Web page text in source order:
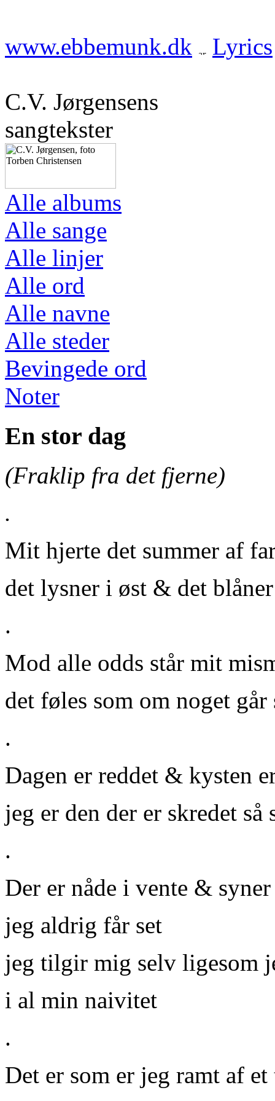
www.ebbemunk.dk Lyrics
C.V. Jørgensens
sangtekster
Alle albums
Alle sange
Alle linjer
Alle ord
Alle navne
Alle steder
Bevingede ord
Noter
En stor dag
(Fraklip fra det fjerne)
.
Mit hjerte det summer af
det lysner i øst & det
.
Mod alle odds står mit
det føles som om noget går
.
Dagen er reddet & kysten
jeg er den der er skredet
.
Der er nåde i vente &
jeg aldrig får set
jeg tilgir mig selv ligesom
i al min naivitet
.
Det er som er jeg ramt af